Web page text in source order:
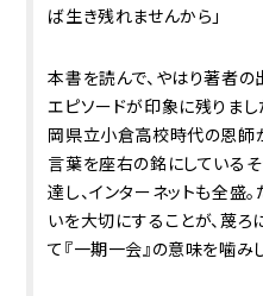
ば生き残れませんから」
本書を読んで、やはり著者
エピソードが印象に残りまし
岡県立小倉高校時代の恩師
言葉を座右の銘にしている
達し、インターネットも全盛
いを大切にすることが、蔑ろ
て『一期一会』の意味を噛み